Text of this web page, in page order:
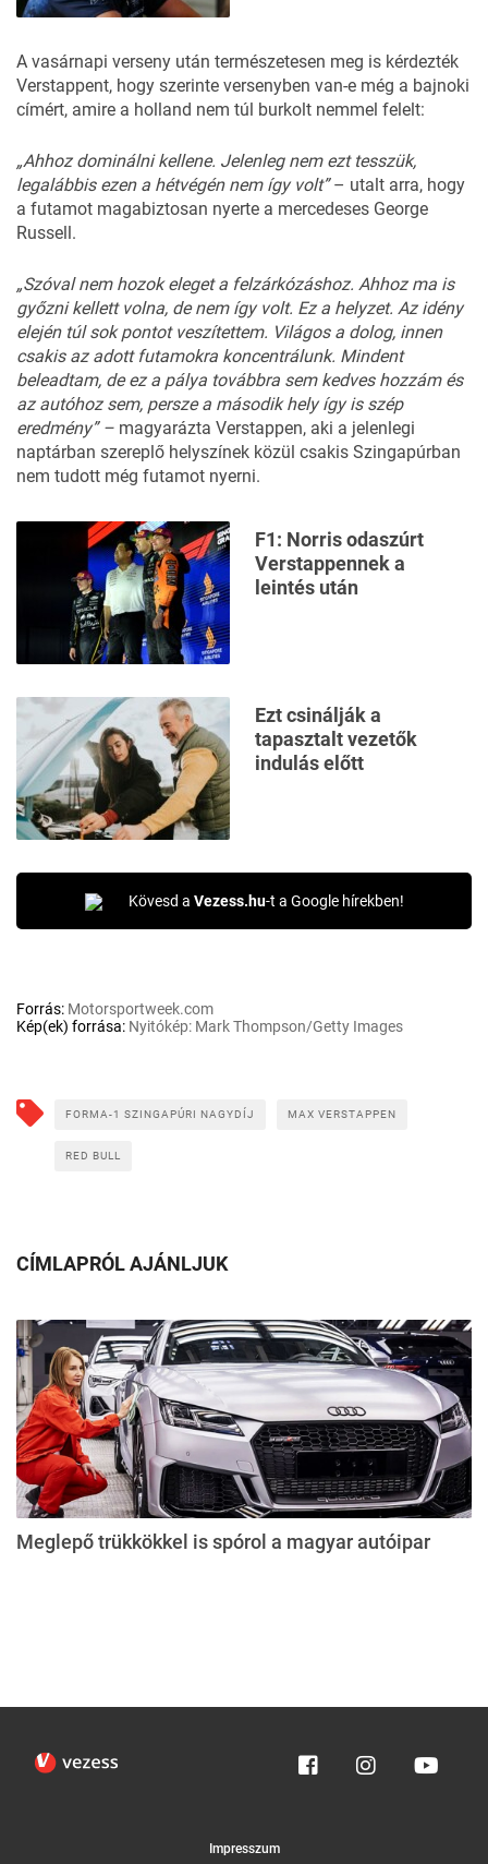
A vasárnapi verseny után természetesen meg is kérdezték
Verstappent, hogy szerinte versenyben van-e még a bajnoki
címért, amire a holland nem túl burkolt nemmel felelt:
„Ahhoz dominálni kellene. Jelenleg nem ezt tesszük,
legalábbis ezen a hétvégén nem így volt”– utalt arra, hogy
a futamot magabiztosan nyerte a mercedeses George
Russell.
„Szóval nem hozok eleget a felzárkózáshoz. Ahhoz ma is
győzni kellett volna, de nem így volt. Ez a helyzet. Az idény
elején túl sok pontot veszítettem. Világos a dolog, innen
csakis az adott futamokra koncentrálunk. Mindent
beleadtam, de ez a pálya továbbra sem kedves hozzám és
az autóhoz sem, persze a második hely így is szép
eredmény” – magyarázta Verstappen, aki a jelenlegi
naptárban szereplő helyszínek közül csakis Szingapúrban
nem tudott még futamot nyerni.
F1: Norris odaszúrt
Verstappennek a
leintés után
Ezt csinálják a
tapasztalt vezetők
indulás előtt
Kövesd a Vezess.hu-t a Google hírekben!
Forrás: Motorsportweek.com
Kép(ek) forrása: Nyitókép: Mark Thompson/Getty Images
FORMA-1 SZINGAPÚRI NAGYDÍJ MAX VERSTAPPEN
RED BULL
CÍMLAPRÓL AJÁNLJUK
Meglepő trükkökkel is spórol a magyar autóipar
Impresszum